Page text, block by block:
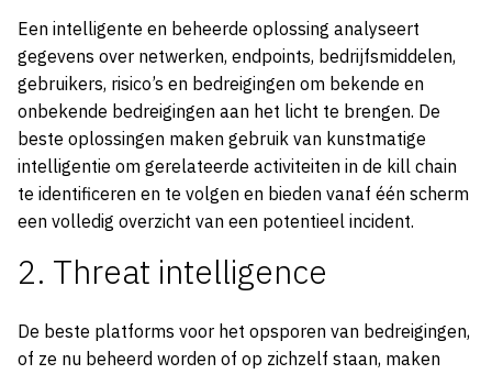
Een intelligente en beheerde oplossing analyseert
gegevens over netwerken, endpoints, bedrijfsmiddelen,
gebruikers, risico’s en bedreigingen om bekende en
onbekende bedreigingen aan het licht te brengen. De
beste oplossingen maken gebruik van kunstmatige
intelligentie om gerelateerde activiteiten in de kill chain
te identificeren en te volgen en bieden vanaf één scherm
een volledig overzicht van een potentieel incident.
2. Threat intelligence
De beste platforms voor het opsporen van bedreigingen,
of ze nu beheerd worden of op zichzelf staan, maken